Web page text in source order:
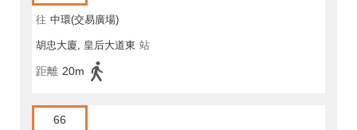
往 中環(交易廣場)
胡忠大廈, 皇后大道東 站
距離 20m
66